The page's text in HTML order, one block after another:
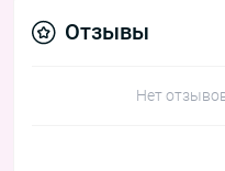
Отзывы
Нет